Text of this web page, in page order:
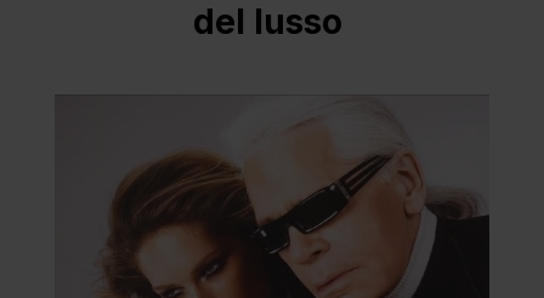
del lusso